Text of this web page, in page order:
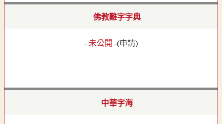
佛教難字字典
- 未公開 -(申請)
中華字海